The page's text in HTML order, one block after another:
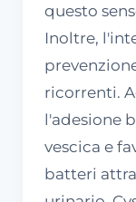
questo
Inoltre,
ricorrenti.
l'adesione
vescica e
batteri